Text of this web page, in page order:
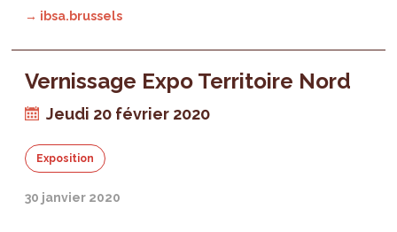
→ ibsa.brussels
Vernissage Expo Territoire Nord
Jeudi 20 février 2020
Exposition
30 janvier 2020